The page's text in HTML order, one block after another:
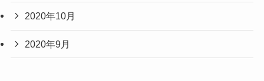
2020年10月
2020年9月